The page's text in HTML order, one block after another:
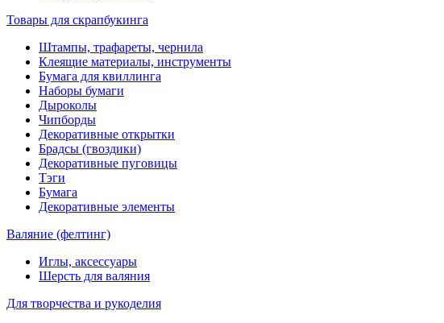
Товары для скрапбукинга
Штампы, трафареты, чернила
Клеящие материалы, инструменты
Бумага для квиллинга
Наборы бумаги
Дыроколы
Чипборды
Декоративные открытки
Брадсы (гвоздики)
Декоративные пуговицы
Тэги
Бумага
Декоративные элементы
Валяние (фелтинг)
Иглы, аксессуары
Шерсть для валяния
Для творчества и рукоделия